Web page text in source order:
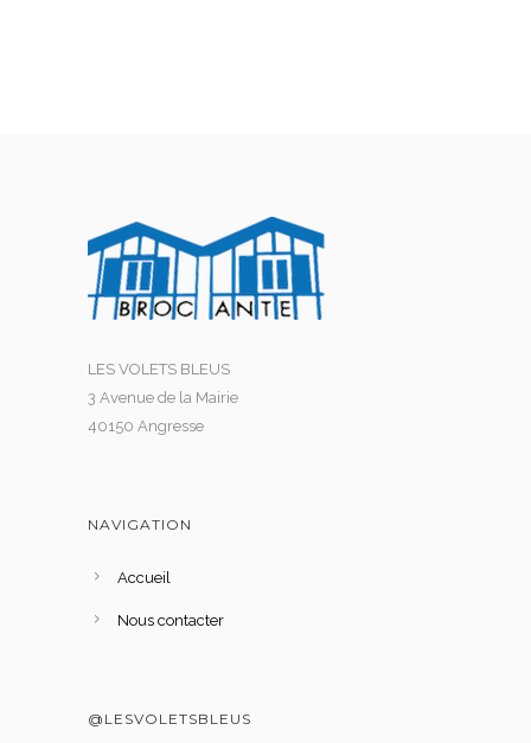
LES VOLETS BLEUS
3 Avenue de la Mairie
40150 Angresse
NAVIGATION
Accueil
Nous contacter
@LESVOLETSBLEUS